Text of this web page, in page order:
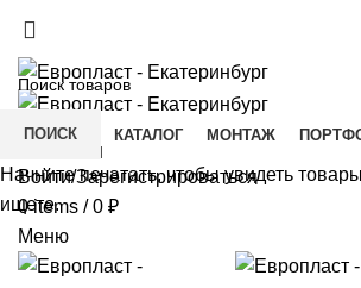
ГЛАВНАЯ КАТАЛОГ МОНТАЖ
КОНТАКТЫ
Войти/Зарегистрироваться
0items / 0 ₽
Меню
ПОИСК
Начните печатать, чтобы увидеть
ищете.